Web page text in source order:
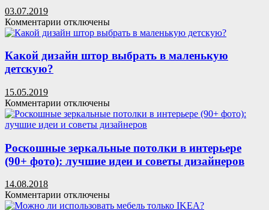
и
советы
рукодельниц
03.07.2019
Комментарии к
записи
цвет
и
гармоничных
сочетаний
дома
отключены
Какой дизайн штор выбрать в маленькую
детскую?
15.05.2019
Комментарии к
записи
Какой
штор
выбрать
в
отключены
Роскошные зеркальные потолки в интерьере
(90+ фото): лучшие идеи и советы дизайнеров
14.08.2018
Комментарии к
записи
отключены